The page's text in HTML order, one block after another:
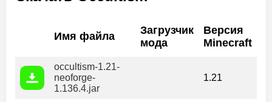
Имя файла
Загрузчик
мода
Версия
Minecraft
occultism-1.21-
neoforge-
1.136.4.jar
1.21